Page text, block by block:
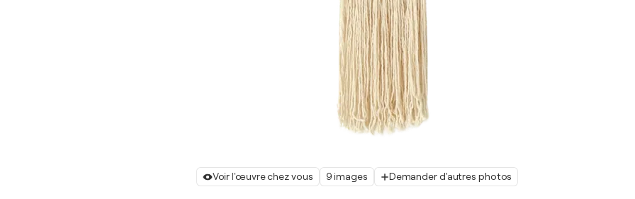
Voir l'œuvre chez vous 9 images Demander d'autres photos